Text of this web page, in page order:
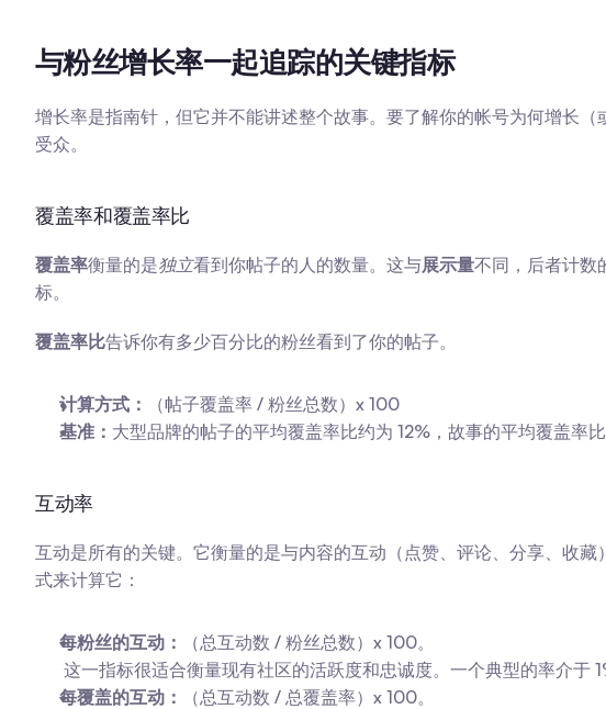
与粉丝增长率一起追踪的关键指标
增长率是指南针，但它并不能讲述整个故事。要了解你的帐号为何增长
受众。
覆盖率和覆盖率比
覆盖率衡量的是独立看到你帖子的人的数量。这与展示量不同，后者计数
标。
覆盖率比告诉你有多少百分比的粉丝看到了你的帖子。
计算方式：
（帖子覆盖率 / 粉丝总数）x 100
基准： 大型品牌的帖子的平均覆盖率比约为 12%，故事的平均覆盖
互动率
互动是所有的关键。它衡量的是与内容的互动（点赞、评论、分享、收
式来计算它：
每粉丝的互动：
（总互动数 / 粉丝总数）x 100。
这一指标很适合衡量现有社区的活跃度和忠诚度。一个典型的率介于
每覆盖的互动：
（总互动数 / 总覆盖率）x 100。